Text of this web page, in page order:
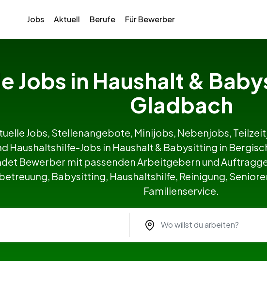
Jobs Aktuell Berufe Für Bewerber
Jobs in Haushalt &
Gladbach
Jobs, Stellenangebote, Minijobs, Nebenjobs,
Haushaltshilfe-Jobs in Haushalt & Babysitting in
Bewerber mit passenden Arbeitgebern und
Babysitting, Haushaltshilfe, Reinigung,
Familienservice.